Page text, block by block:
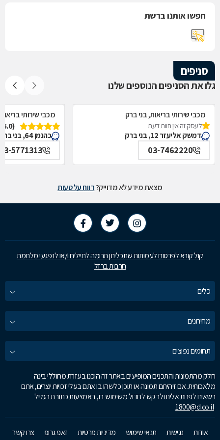
חפשו אותנו ברשת
סניפים
גלו את הסניפים הנוספים שלנו
מכבי שירותי בריאות, בני ברק
לעסק זה אין חוות דעת
דמשק אליעזר 12, בני ברק
03-7462220
מכבי שירותי
(5.0)
כהנמן 64, בני ברק
5771313
מצאת מידע לא מדוייק?דווח על טעות
קול קורא לפרסום לעמותות שתכליתן תרומה לחיילים ו/או לנפגעי מלחמת
חרבות ברזל
כלים
מחירונים
תחומים נפוצים
חלק מהתמונות והתכנים המופיעים באתר זה הוכנו בעזרת מחוללי בינה
מלאכותית. אם זיהיתם תמונה או תוכן כלשהו בו אתם בעלי זכויות יוצרים, אתם
רשאים לפנות אלינו ולבקש לחדול משימוש בו, באמצעות כתובת המייל
1800@d.co.il
אודות נגישות תנאי שימוש מדיניות פרטיות זאפ גרופ צרו קשר